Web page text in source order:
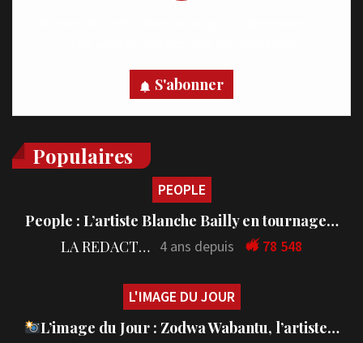
S'abonner
Populaires
PEOPLE
People : L’artiste Blanche Bailly en tournage…
LA REDACTION 4 ans depuis 78 548
L'IMAGE DU JOUR
L’image du Jour : Zodwa Wabantu, l’artiste…